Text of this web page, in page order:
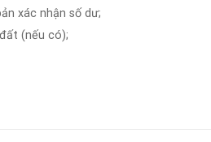
xác nhận số dư;
(nếu có);